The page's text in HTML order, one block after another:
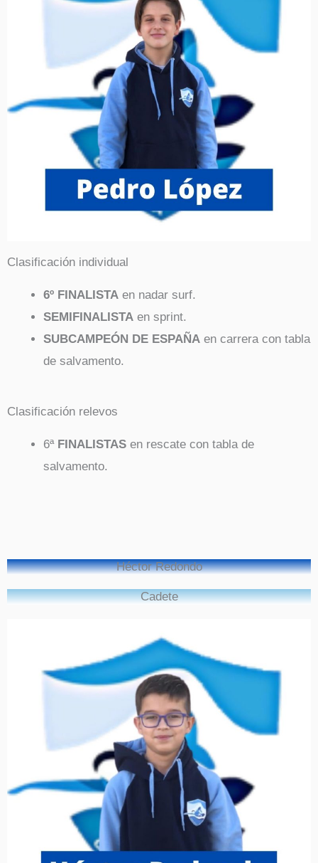
Clasificación individual
6º FINALISTA en nadar surf.
SEMIFINALISTA en sprint.
SUBCAMPEÓN DE ESPAÑA en carrera con tabla
de salvamento.
Clasificación relevos
6ª FINALISTAS en rescate con tabla de
salvamento.
Héctor Redondo
Cadete